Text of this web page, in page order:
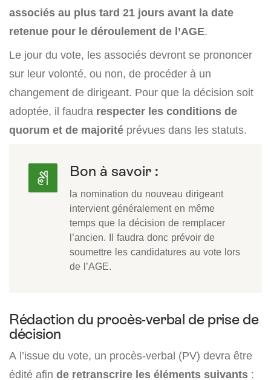
associés au plus tard 21 jours avant la date
retenue pour le déroulement de l’AGE.
Le jour du vote, les associés devront se prononcer
sur leur volonté, ou non, de procéder à un
changement de dirigeant. Pour que la décision soit
adoptée, il faudra respecter les conditions de
quorum et de majorité prévues dans les statuts.
Bon à savoir :
la nomination du nouveau dirigeant
intervient généralement en même
temps que la décision de remplacer
l’ancien. Il faudra donc prévoir de
soumettre les candidatures au vote lors
de l’AGE.
Rédaction du procès-verbal de prise de
décision
A l’issue du vote, un procès-verbal (PV) devra être
édité afin de retranscrire les éléments suivants :